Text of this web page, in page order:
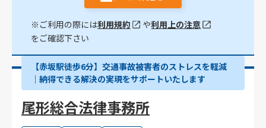
※ご利用の際には利用規約 や利用上の注意
をご確認下さい
【赤坂駅徒歩6分】交通事故被害者のストレスを軽減
｜納得できる解決の実現をサポートいたします
尾形総合法律事務所